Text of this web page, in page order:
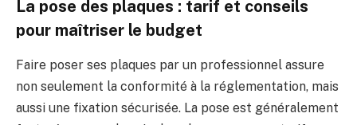
La pose des plaques : tarif et conseils
pour maîtriser le budget
Faire poser ses plaques par un professionnel assure
non seulement la conformité à la réglementation, mais
aussi une fixation sécurisée. La pose est généralement